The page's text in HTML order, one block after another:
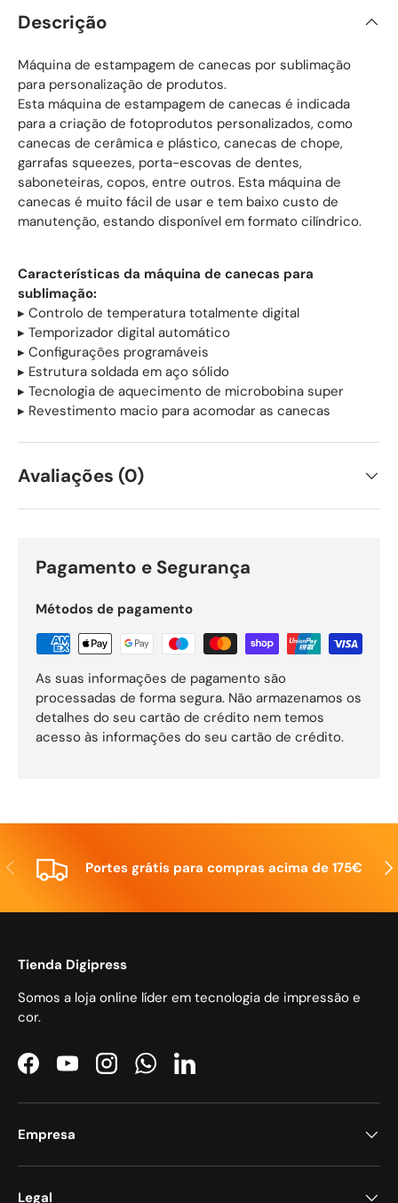
Descrição
Máquina de estampagem de canecas por sublimação
para personalização de produtos.
Esta máquina de estampagem de canecas é indicada
para a criação de fotoprodutos personalizados, como
canecas de cerâmica e plástico, canecas de chope,
garrafas squeezes, porta-escovas de dentes,
saboneteiras, copos, entre outros. Esta máquina de
canecas é muito fácil de usar e tem baixo custo de
manutenção, estando disponível em formato cilíndrico.
Características da máquina de canecas para
sublimação:
▸ Controlo de temperatura totalmente digital
▸ Temporizador digital automático
▸ Configurações programáveis
▸ Estrutura soldada em aço sólido
▸ Tecnologia de aquecimento de microbobina super
▸ Revestimento macio para acomodar as canecas
Avaliações (0)
Pagamento e Segurança
Métodos de pagamento
As suas informações de pagamento são
processadas de forma segura. Não armazenamos os
detalhes do seu cartão de crédito nem temos
acesso às informações do seu cartão de crédito.
Anterior Portes grátis para compras acima de 175€
Tienda Digipress
Somos a loja online líder em tecnologia de impressão e
cor.
FacebookYouTubeInstagramWhatsAppLinkedIn
Empresa
Legal